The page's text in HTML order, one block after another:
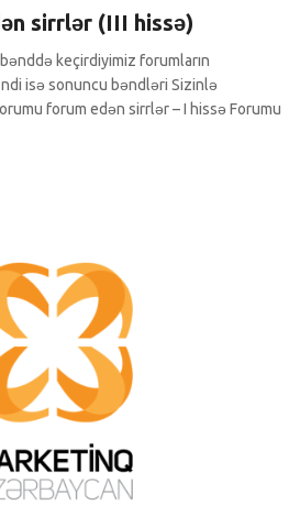
sirrlər (III hissə)
keçirdiyimiz forumların
isə sonuncu bəndləri Sizinlə
forum edən sirrlər – I hissə Forumu